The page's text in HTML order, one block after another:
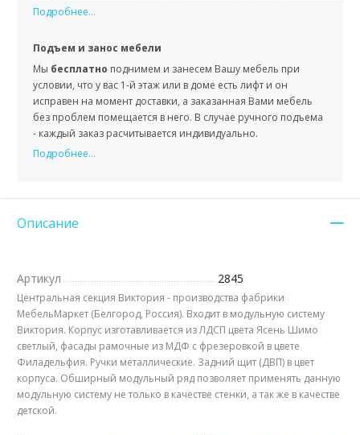
Подробнее...
Подъем и занос мебели
Мы бесплатно поднимем и занесем Вашу мебель при
условии, что у вас 1-й этаж или в доме есть лифт и он
исправен на момент доставки, а заказанная Вами мебель
без проблем помещается в него. В случае ручного подъема
- каждый заказ расчитывается индивидуально.
Подробнее...
Описание
Артикул 2845
Центральная секция Виктория - производства фабрики
МебельМаркет (Белгород, Россия). Входит в модульную систему
Виктория. Корпус изготавливается из ЛДСП цвета Ясень Шимо
светлый, фасады рамочные из МДФ с фрезеровкой в цвете
Филадельфия. Ручки металлические. Задний щит (ДВП) в цвет
корпуса. Обширный модульный ряд позволяет применять данную
модульную систему не только в качестве стенки, а так же в качестве
детской.